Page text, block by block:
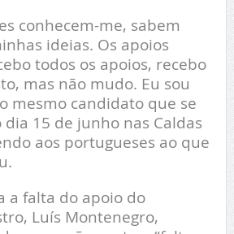
conhecem-me, sabem
ideias. Os apoios
todos os apoios, recebo
mas não mudo. Eu sou
mesmo candidato que se
15 de junho nas Caldas
aos portugueses ao que
a falta do apoio do
Luís Montenegro,